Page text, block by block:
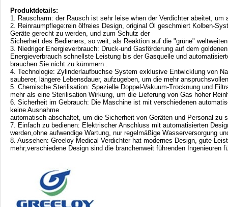
Produktdetails:
1. Rauscharm: der Rausch ist sehr leise when der Verdichter abeitet,
2. Reinraumpflege:rein ölfreies Design, original Öl geschmiert Kolben-
Geräte gerecht zu werden, und zum Schutz der
Sicherheit des Bedieners, so weit, als Reaktion auf die "grüne"
3. Niedriger Energieverbrauch: Druck-und Gasförderung auf dem
Energieverbrauch schnellste Leistung bis der Gasquelle und
brauchen Sie nicht zu kümmern .
4. Technologie: Zylinderlaufbuchse System exklusive Entwicklung von
sauberer, längere Lebensdauer, aufzugeben, um die mehr
5. Chemische Sterilisation: Spezielle Doppel-Vakuum-Trocknung und
mehr als eine Sterilisation Wirkung, um die Lieferung von Gas hoher
6. Sicherheit im Gebrauch: Die Maschine ist mit verschiedenen
keine Ausnahme
automatisch abschaltet, um die Sicherheit von Geräten und Personal zu
7. Einfach zu bedienen: Elektrischer Anschluss mit automatisierten
werden,ohne aufwendige Wartung, nur regelmäßige Wasserversorgung
8. Aussehen: Greeloy Medical Verdichter hat modernes Design, gute
mehr;verschiedene Design sind die branchenweit führenden Ingenieuren